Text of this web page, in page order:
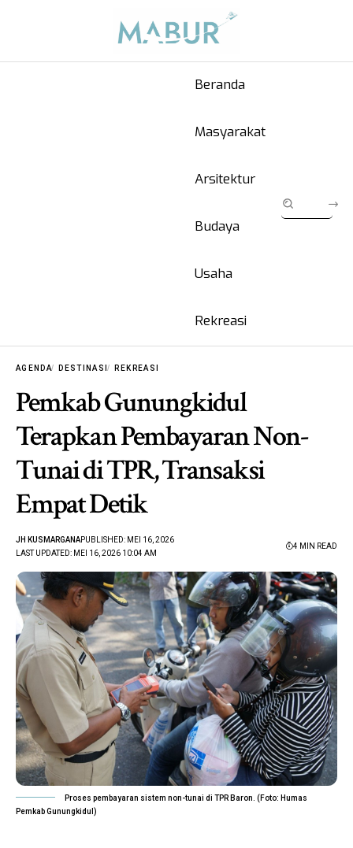
Beranda
Masyarakat
Arsitektur
Budaya
Usaha
Rekreasi
AGENDA DESTINASI REKREASI
Pemkab Gunungkidul
Terapkan Pembayaran Non-
Tunai di TPR, Transaksi
Empat Detik
LAST UPDATED: MEI 16, 2026 10:04 AM
JH KUSMARGANAPUBLISHED: MEI 16, 2026
4 MIN READ
Proses pembayaran sistem non-tunai di TPR Baron. (Foto: Humas
Pemkab Gunungkidul)